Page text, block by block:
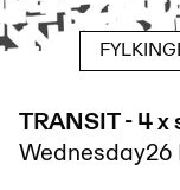
TRANSIT - 4
Wednesday26